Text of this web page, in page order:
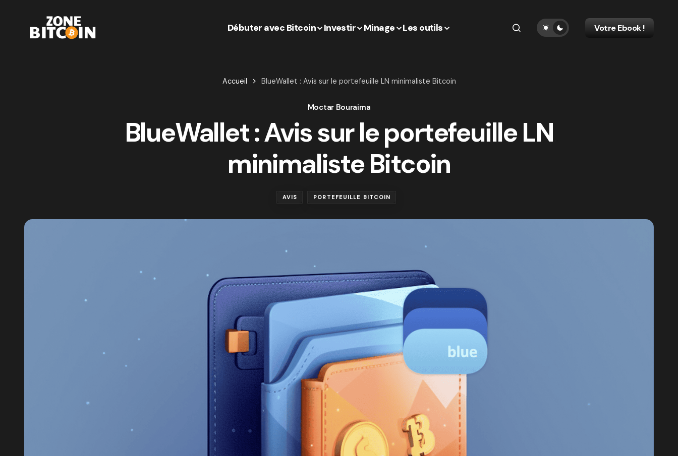
Débuter avec Bitcoin Investir Minage Les outils Votre Ebook !
Accueil BlueWallet : Avis sur le portefeuille LN minimaliste Bitcoin
Moctar Bouraima
BlueWallet : Avis sur le portefeuille LN
minimaliste Bitcoin
AVIS PORTEFEUILLE BITCOIN